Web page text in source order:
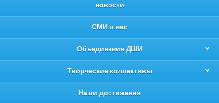
новости
СМИ о нас
Объединения ДШИ
Творческие коллективы
Наши достижения